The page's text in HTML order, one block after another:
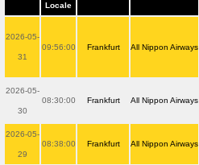
Locale
2026-05-
31
09:56:00 Frankfurt All Nippon Airways
2026-05-
30
08:30:00 Frankfurt All Nippon Airways
2026-05-
29
08:38:00 Frankfurt All Nippon Airways